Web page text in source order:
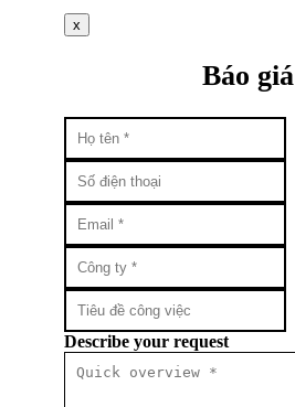
x
Báo giá
Describe your request